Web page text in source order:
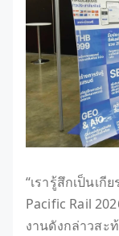
“เรารู้สึกเป็นเกี
Pacific Rail
งานดังกล่าวสะ